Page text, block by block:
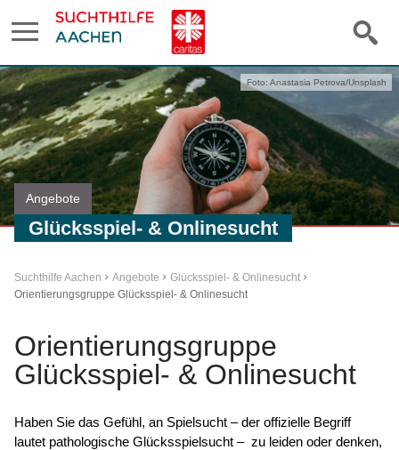
Angebote
Glücksspiel- & Onlinesucht
Foto: Anastasia Petrova/Unsplash
Suchthilfe Aachen Angebote
Glücksspiel- & Onlinesucht
Orientierungsgruppe Glücksspiel- & Onlinesucht
Orientierungsgruppe
Glücksspiel- & Onlinesucht
Haben Sie das Gefühl, an Spielsucht – der offizielle Begriff
lautet pathologische Glücksspielsucht – zu leiden oder denken,